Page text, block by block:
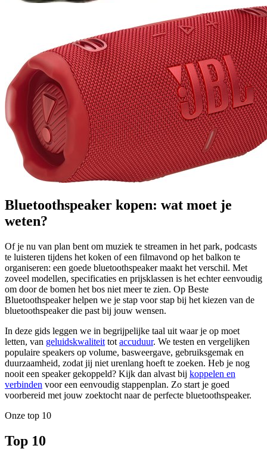
Bluetoothspeaker kopen: wat moet je
weten?
Of je nu van plan bent om muziek te streamen in het park, podcasts
te luisteren tijdens het koken of een filmavond op het balkon te
organiseren: een goede bluetoothspeaker maakt het verschil. Met
zoveel modellen, specificaties en prijsklassen is het echter eenvoudig
om door de bomen het bos niet meer te zien. Op Beste
Bluetoothspeaker helpen we je stap voor stap bij het kiezen van de
bluetoothspeaker die past bij jouw wensen.
In deze gids leggen we in begrijpelijke taal uit waar je op moet
letten, van geluidskwaliteit tot accuduur. We testen en vergelijken
populaire speakers op volume, basweergave, gebruiksgemak en
duurzaamheid, zodat jij niet urenlang hoeft te zoeken. Heb je nog
nooit een speaker gekoppeld? Kijk dan alvast bij koppelen en
verbinden voor een eenvoudig stappenplan. Zo start je goed
voorbereid met jouw zoektocht naar de perfecte bluetoothspeaker.
Onze top 10
Top 10